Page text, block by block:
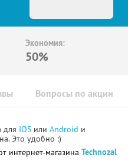
Экономия:
50%
Вопросы по акции
для IOS или Android и
Это удобно :)
интернет-магазина Technozal